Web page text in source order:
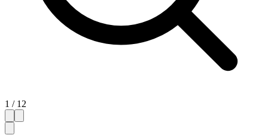
1 / 12